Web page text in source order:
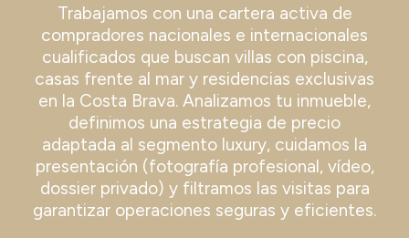
Trabajamos con una cartera activa de
compradores nacionales e internacionales
cualificados que buscan villas con piscina,
casas frente al mar y residencias exclusivas
en la Costa Brava. Analizamos tu inmueble,
definimos una estrategia de precio
adaptada al segmento luxury, cuidamos la
presentación (fotografía profesional, vídeo,
dossier privado) y filtramos las visitas para
garantizar operaciones seguras y eficientes.